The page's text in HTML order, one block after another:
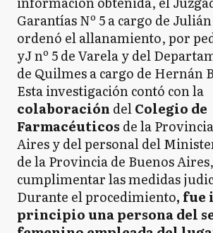
Garantías Nº 5 a cargo de
ordenó el allanamiento, por
yJ nº 5 de Varela y del
de Quilmes a cargo de Hernán
Esta investigación contó con la
colaboración delColegio de
Farmacéuticos de la
Aires y del personal del
de la Provincia de Buenos
cumplimentar las medidas
Durante el procedimiento, fue
principio una persona del